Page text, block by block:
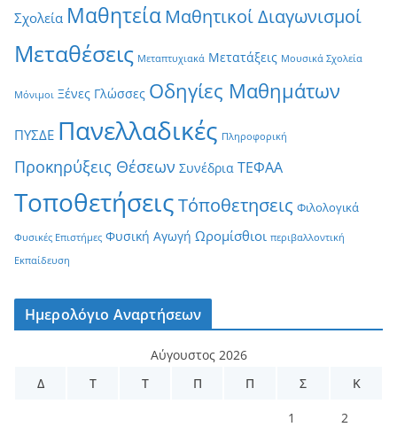
Σχολεία Μαθητεία Μαθητικοί Διαγωνισμοί
Μεταθέσεις Μεταπτυχιακά Μετατάξεις Μουσικά Σχολεία
Μόνιμοι Ξένες Γλώσσες Οδηγίες Μαθημάτων
ΠΥΣΔΕ Πανελλαδικές Πληροφορική
Προκηρύξεις Θέσεων Συνέδρια ΤΕΦΑΑ
ΤοποθετήσειςΤόποθετησεις Φιλολογικά
Φυσικές Επιστήμες Φυσική Αγωγή Ωρομίσθιοι περιβαλλοντική
Εκπαίδευση
Ημερολόγιο Αναρτήσεων
Αύγουστος 2026
Δ
Τ Τ Π Π Σ Κ
1 2